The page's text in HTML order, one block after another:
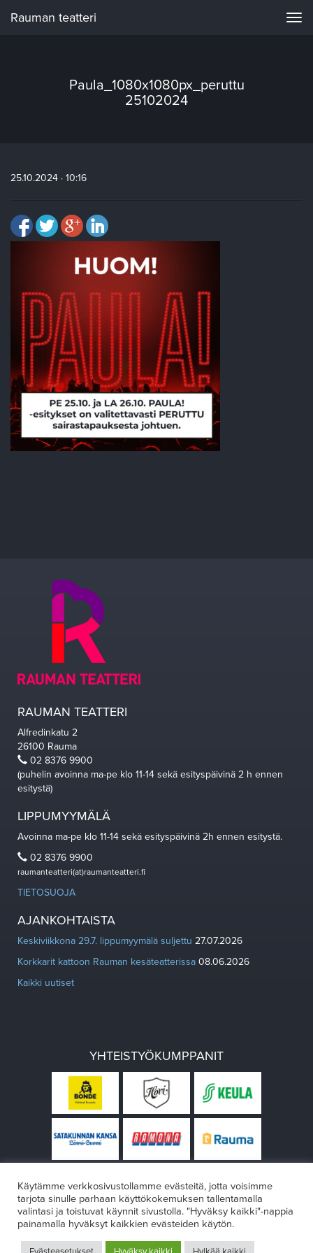
Rauman teatteri
Paula_1080x1080px_peruttu
25102024
25.10.2024 · 10:16
RAUMAN TEATTERI
Alfredinkatu 2
26100 Rauma
02 8376 9900
(puhelin avoinna ma-pe klo 11-14 sekä esityspäivinä 2 h ennen
esitystä)
LIPPUMYYMÄLÄ
Avoinna ma-pe klo 11-14 sekä esityspäivinä 2h ennen esitystä.
02 8376 9900
raumanteatteri(at)raumanteatteri.fi
TIETOSUOJA
AJANKOHTAISTA
Keskiviikkona 29.7. lippumyymälä suljettu 27.07.2026
Korkkarit kattoon Rauman kesäteatterissa 08.06.2026
Kaikki uutiset
YHTEISTYÖKUMPPANIT
Käytämme verkkosivustollamme evästeitä, jotta voisimme
tarjota sinulle parhaan käyttökokemuksen tallentamalla
valintasi ja toistuvat käynnit sivustolla. "Hyväksy kaikki"-nappia
painamalla hyväksyt kaikkien evästeiden käytön.